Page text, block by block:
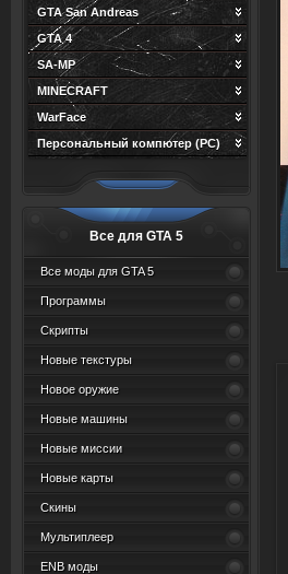
GTA San Andreas
GTA 4
SA-MP
MINECRAFT
WarFace
Персональный компютер (PC)
Все для GTA 5
Все моды для GTA 5
Программы
Скрипты
Новые текстуры
Новое оружие
Новые машины
Новые миссии
Новые карты
Скины
Мультиплеер
ENB моды